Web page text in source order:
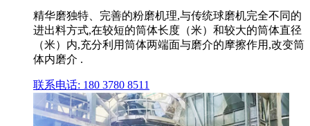
精华磨独特、完善的粉磨机理,与传统球磨机完全不同的
进出料方式,在较短的筒体长度（米）和较大的筒体直径
（米）内,充分利用筒体两端面与磨介的摩擦作用,改变筒
体内磨介 .
联系电话: 180 3780 8511